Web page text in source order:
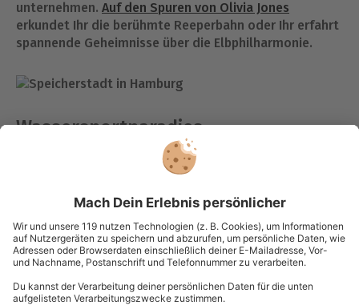
unternehmen. Auf den Spuren von Olivia Jones
erkundet Ihr die berühmte Reeperbahn oder Ihr erfahrt
spannende Geheimnisse über die Elbphilharmonie.
Wassersportparadies
Mecklenburgische Seenplatte
Unserer Meinung nach, gehen atemberaubende
Landschaften immer! Deshalb ist der nächste Stopp
auf unserer Liste die Mecklenburgische Seenplatte.
Hier befindet sich der Nationalpark Müritz. Er ist
Deutschlands größter an Land gelegener Nationalpark
und hat einiges zu bieten.